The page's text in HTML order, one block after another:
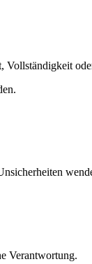
Verantwortung.